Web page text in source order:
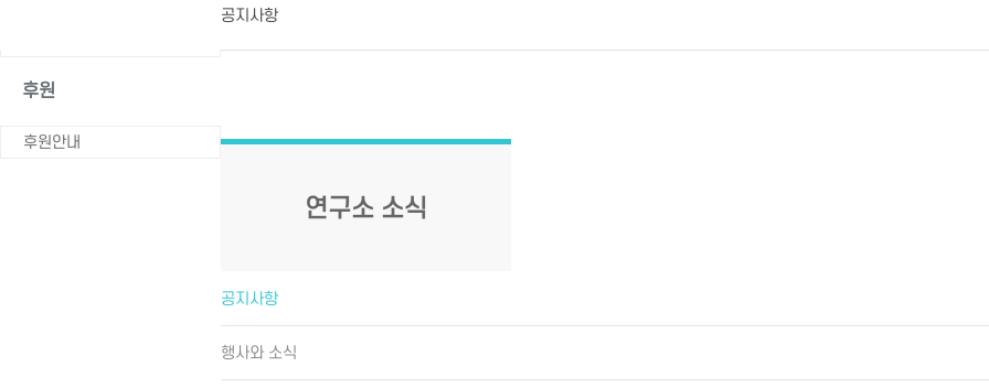
후원
후원안내
공지사항
연구소 소식
공지사항
행사와 소식